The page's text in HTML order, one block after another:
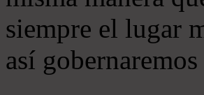
siempre el lugar
así